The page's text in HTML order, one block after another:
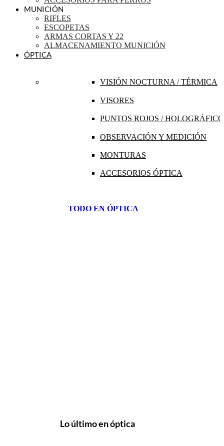
MUNICIÓN
RIFLES
ESCOPETAS
ARMAS CORTAS Y 22
ALMACENAMIENTO MUNICIÓN
ÓPTICA
VISIÓN NOCTURNA / TÉRMICA
VISORES
PUNTOS ROJOS /
OBSERVACIÓN Y MEDICIÓN
MONTURAS
ACCESORIOS ÓPTICA
TODO EN ÓPTICA
Lo último en óptica